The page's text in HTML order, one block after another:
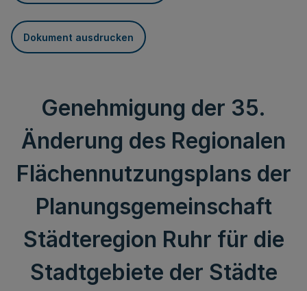
Dokument ausdrucken
Genehmigung der 35.
Änderung des Regionalen
Flächennutzungsplans der
Planungsgemeinschaft
Städteregion Ruhr für die
Stadtgebiete der Städte